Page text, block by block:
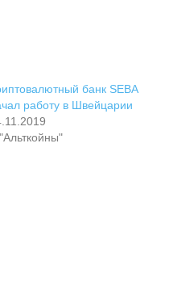
банк SEBA
работу в Швейцарии